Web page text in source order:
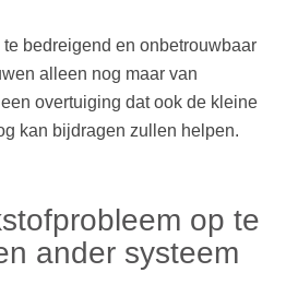
bedreigend en onbetrouwbaar
alleen nog maar van
overtuiging dat ook de kleine
kan bijdragen zullen helpen.
op te
ander systeem